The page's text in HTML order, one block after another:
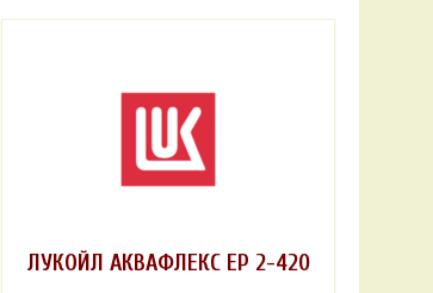
ЛУКОЙЛ АКВАФЛЕКС ЕР 2-420